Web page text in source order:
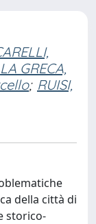
LA GRECA,
; RUISI,
della città di
storico-